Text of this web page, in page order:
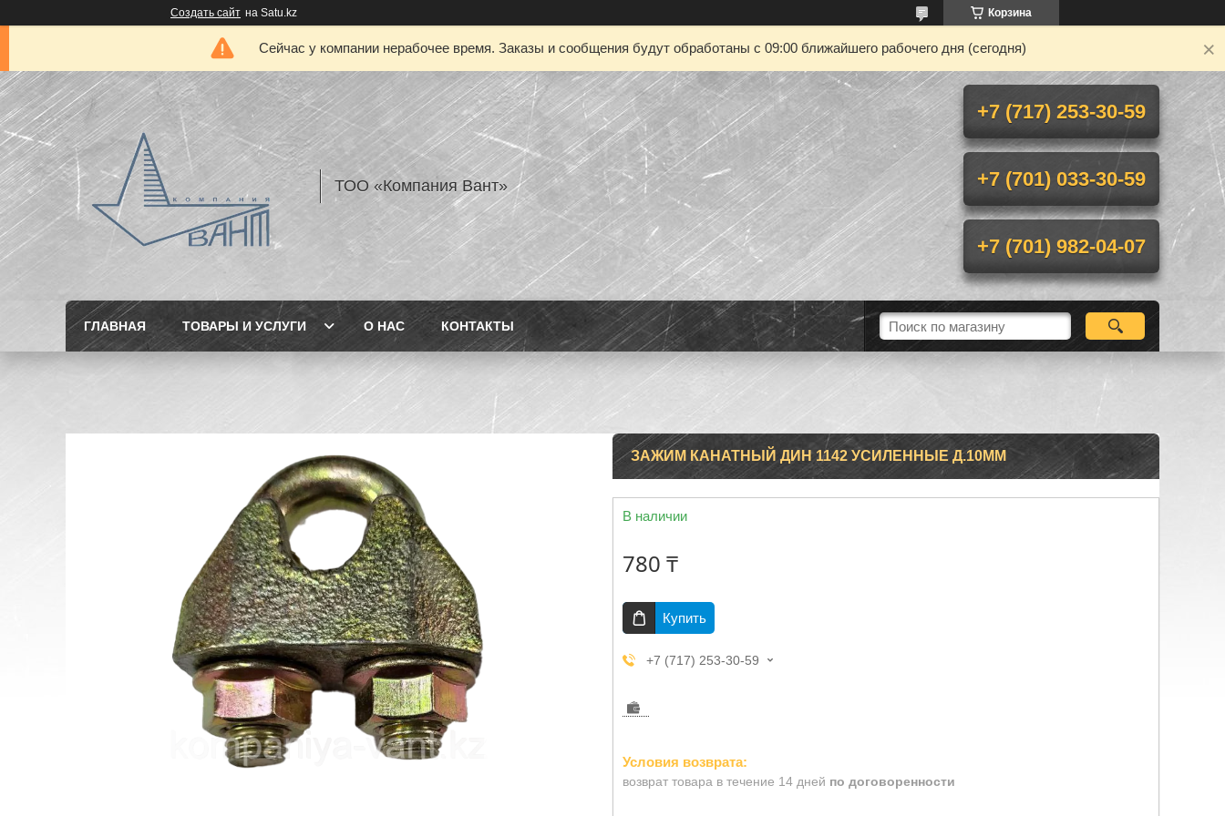
Создать сайт на Satu.kz Корзина
Сейчас у компании нерабочее время. Заказы и сообщения будут обработаны с 09:00 ближайшего рабочего дня (сегодня)
ТОО «Компания Вант»
+7 (717) 253-30-59
+7 (701) 033-30-59
+7 (701) 982-04-07
ГЛАВНАЯ ТОВАРЫ И УСЛУГИ О НАС КОНТАКТЫ
ЗАЖИМ КАНАТНЫЙ ДИН 1142 УСИЛЕННЫЕ Д.10ММ
В наличии
780 ₸
Купить
+7 (717) 253-30-59
возврат товара в течение 14 дней по договоренности